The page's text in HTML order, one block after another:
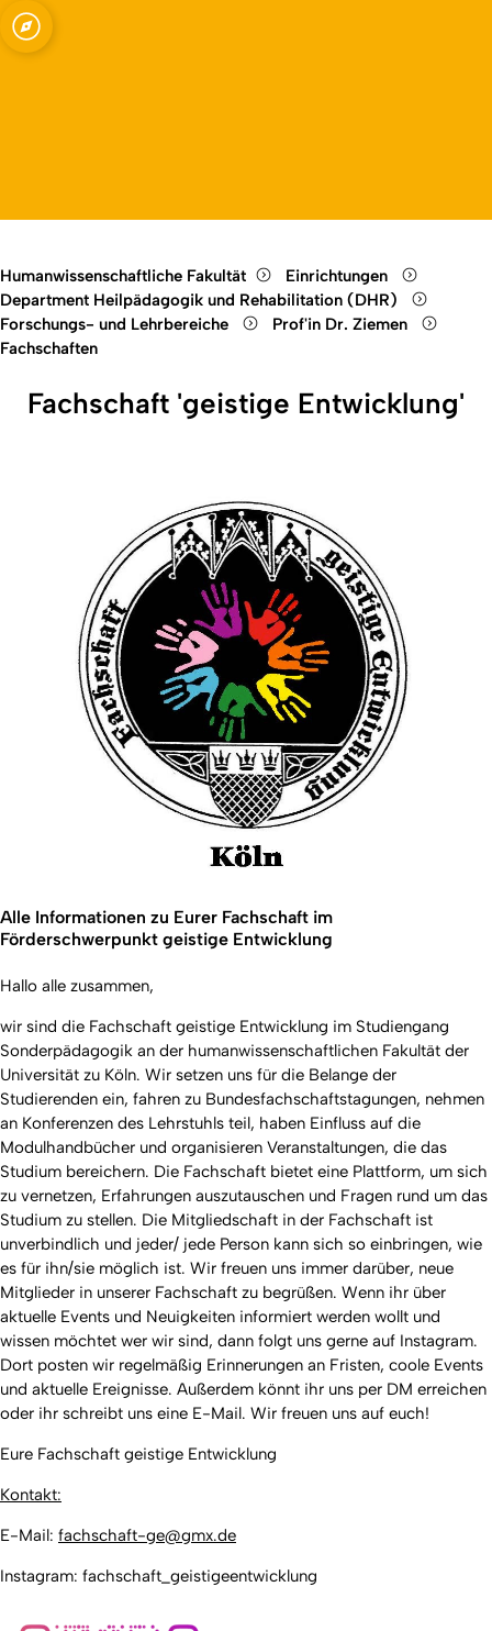
Menschen mit
Open quicklink menu
Humanwissenschaftliche Fakultät
Einrichtungen
Department Heilpädagogik und Rehabilitation (DHR)
Forschungs- und Lehrbereiche
Prof'in Dr. Ziemen
Fachschaften
Fachschaft 'geistige Entwicklung'
Alle Informationen zu Eurer Fachschaft im
Förderschwerpunkt geistige Entwicklung
Hallo alle zusammen,
wir sind die Fachschaft geistige Entwicklung im Studiengang
Sonderpädagogik an der humanwissenschaftlichen Fakultät der
Universität zu Köln. Wir setzen uns für die Belange der
Studierenden ein, fahren zu Bundesfachschaftstagungen, nehmen
an Konferenzen des Lehrstuhls teil, haben Einfluss auf die
Modulhandbücher und organisieren Veranstaltungen, die das
Studium bereichern. Die Fachschaft bietet eine Plattform, um sich
zu vernetzen, Erfahrungen auszutauschen und Fragen rund um das
Studium zu stellen. Die Mitgliedschaft in der Fachschaft ist
unverbindlich und jeder/ jede Person kann sich so einbringen, wie
es für ihn/sie möglich ist. Wir freuen uns immer darüber, neue
Mitglieder in unserer Fachschaft zu begrüßen. Wenn ihr über
aktuelle Events und Neuigkeiten informiert werden wollt und
wissen möchtet wer wir sind, dann folgt uns gerne auf Instagram.
Dort posten wir regelmäßig Erinnerungen an Fristen, coole Events
und aktuelle Ereignisse. Außerdem könnt ihr uns per DM erreichen
oder ihr schreibt uns eine E-Mail. Wir freuen uns auf euch!
Eure Fachschaft geistige Entwicklung
Kontakt:
E-Mail: fachschaft-ge@gmx.de
Instagram: fachschaft_geistigeentwicklung